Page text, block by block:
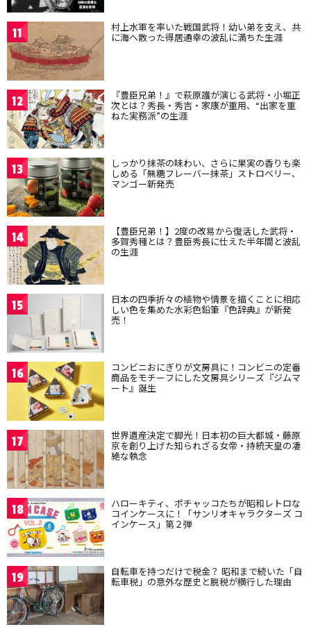
11 村上水軍を率いた戦国武将！幼い弟を支え、共
に海へ散った得居通幸の波乱に満ちた生涯
12 『豊臣兄弟！』で萩原護が演じる武将・小堀正
次とは？秀長・秀吉・家康が重用、“出家を重
ねた実務派”の生涯
13 しっかり抹茶の味わい、さらに果実の香りも楽
しめる「無糖フレーバー抹茶」ストロベリー、
マンゴー新発売
14 【豊臣兄弟！】2度の改易から復活した武将・
多賀秀種とは？豊臣秀長に仕えた半年間と波乱
の生涯
15 日本の四季折々の植物や情景を描くことに相応
しい色を集めた水彩色鉛筆『色辞典』が新発
売！
16 コンビニおにぎりが文房具に！コンビニの定番
商品をモチーフにした文房具シリーズ『ジムマ
ート』誕生
17 世界遺産決定で脚光！日本初の巨大都城・藤原
京を創り上げた知られざる女帝・持統天皇の凄
絶な執念
18 ハローキティ、ポチャッコたちが昭和レトロな
コインケースに！「サンリオキャラクターズ コ
インケース」第２弾
19 自転車を持つだけで税金？ 昭和まで続いた「自
転車税」の意外な歴史と脱税が横行した理由